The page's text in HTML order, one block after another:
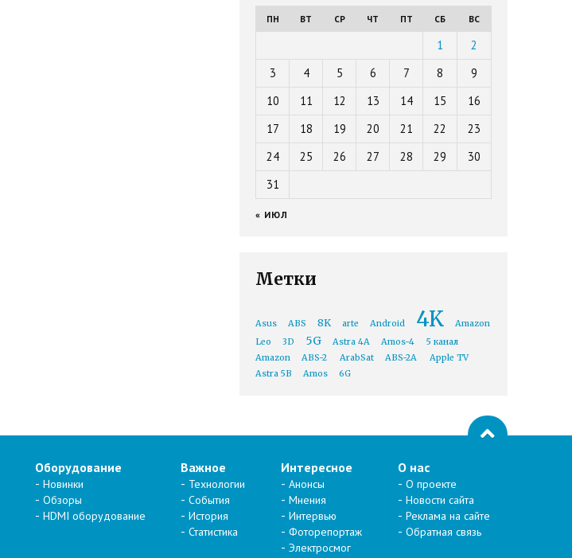
ПН ВТ СР ЧТ ПТ СБ ВС
1
2
3
4 5 6 7 8
9
10
11 12 13 14 15
16
17
18 19 20 21 22
23
24
25 26 27 28 29
30
31
« ИЮЛ
Метки
Asus ABS 8K arte Android 4K
Amazon
Leo
3D 5G Astra 4A Amos-4
5 канал
Amazon
ABS-2 ArabSat ABS-2A
Apple TV
Astra 5B
Amos 6G
Оборудование
Новинки
Обзоры
HDMI оборудование
Важное
Технологии
События
История
Статистика
Интересное
Анонсы
Мнения
Интервью
Фоторепортаж
Электросмог
О нас
О проекте
Новости сайта
Реклама на сайте
Обратная связь